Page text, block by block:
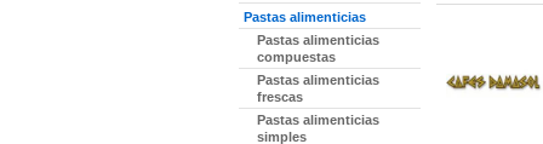
Pastas alimenticias
Pastas alimenticias
compuestas
Pastas alimenticias
frescas
Pastas alimenticias
simples